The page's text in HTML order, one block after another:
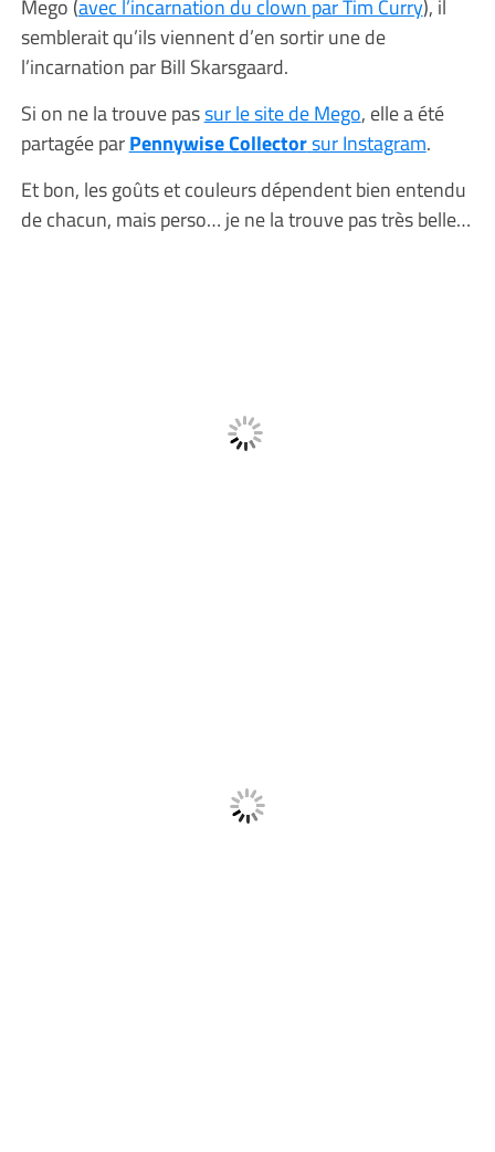
Mego (avec l’incarnation du clown par Tim Curry), il
semblerait qu’ils viennent d’en sortir une de
l’incarnation par Bill Skarsgaard.
Si on ne la trouve passur le site de Mego, elle a été
partagée parPennywise Collectorsur Instagram.
Et bon, les goûts et couleurs dépendent bien entendu
de chacun, mais perso… je ne la trouve pas très belle…